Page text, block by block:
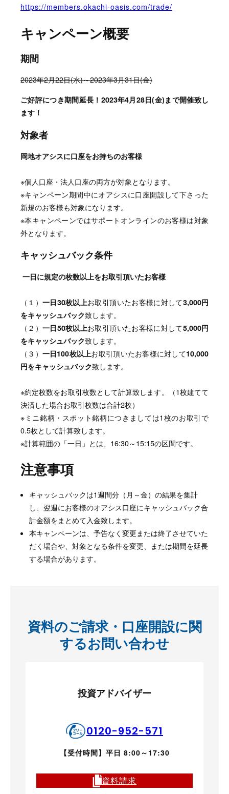
https://members.okachi-oasis.com/trade/
キャンペーン概要
期間
2023年2月22日(水)～2023年3月31日(金)
ご好評につき期間延長！2023年4月28日(金)まで開催致し
ます！
対象者
岡地オアシスに口座をお持ちのお客様
※個人口座・法人口座の両方が対象となります。
※キャンペーン期間中にオアシスに口座開設して下さった
新規のお客様も対象になります。
※本キャンペーンではサポートオンラインのお客様は対象
外となります。
キャッシュバック条件
一日に規定の枚数以上をお取引頂いたお客様
（１）一日30枚以上お取引頂いたお客様に対して3,000円
をキャッシュバック致します。
（２）一日50枚以上お取引頂いたお客様に対して5,000円
をキャッシュバック致します。
（３） 一日100枚以上お取引頂いたお客様に対して10,000
円をキャッシュバック致します。
※約定枚数をお取引枚数として計算致します。（1枚建てて
決済した場合お取引枚数は合計2枚）
※ミニ銘柄・スポット銘柄につきましては1枚のお取引で
0.5枚として計算致します。
※計算範囲の「一日」とは、16:30～15:15の区間です。
注意事項
キャッシュバックは1週間分（月～金）の結果を集計
し、翌週にお客様のオアシス口座にキャッシュバック合
計金額をまとめて入金致します。
本キャンペーンは、予告なく変更または終了させていた
だく場合や、対象となる条件を変更、または期間を延長
する場合があります。
資料のご請求・口座開設に関
するお問い合わせ
投資アドバイザー
0120-952-571
【受付時間】平日 8:00～17:30
資料請求